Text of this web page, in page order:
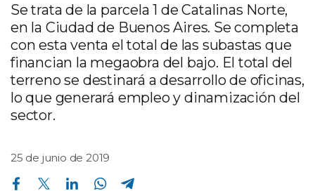
Se trata de la parcela 1 de Catalinas Norte,
en la Ciudad de Buenos Aires. Se completa
con esta venta el total de las subastas que
financian la megaobra del bajo. El total del
terreno se destinará a desarrollo de oficinas,
lo que generará empleo y dinamización del
sector.
25 de junio de 2019
Compartir en Facebook Compartir en Twitter Compartir en Linkedin Compartir en Whatsapp